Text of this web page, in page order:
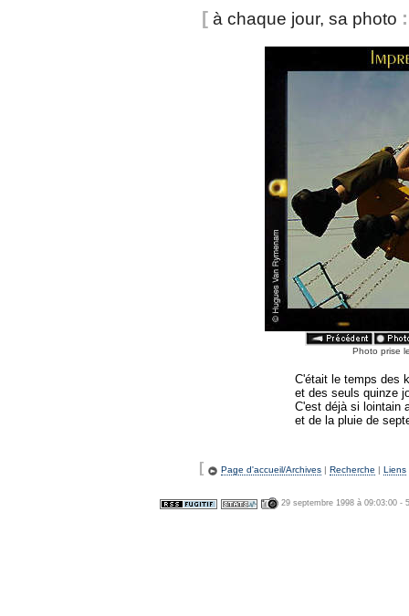
[ à chaque jour, sa photo :
Photo prise
C'était le temps des
et des seuls quinze
C'est déjà si lointain
et de la pluie de
[ Page d'accueil/Archives | Recherche | Liens
29 septembre 1998 à 09:03:00 -